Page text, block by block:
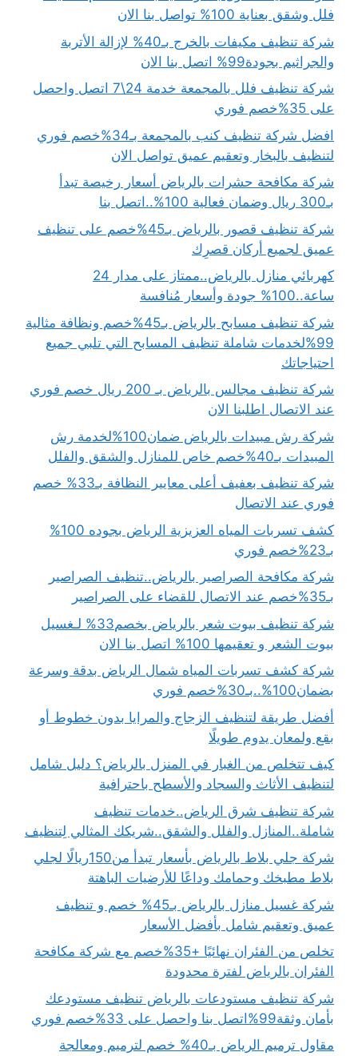
فلل وشقق بعناية 100% تواصل بنا الان
شركة تنظيف مكيفات بالخرج بـ40% لإزالة الأتربة
والجراثيم بجودة99% اتصل بنا الان
شركة تنظيف فلل بالمجمعة خدمة 24\7 اتصل واحصل
على 35%خصم فوري
افضل شركة تنظيف كنب بالمجمعة بـ34%خصم فوري
لتنظيف بالبخار وتعقيم عميق تواصل الان
شركة مكافحة حشرات بالرياض أسعار رخيصة تبدأ
بـ300 ريال وضمان فعالية 100%..اتصل بنا
شركة تنظيف قصور بالرياض بـ45%خصم على تنظيف
عميق لجميع أركان قصرِك
كهربائي منازل بالرياض..ممتاز على مدار 24
ساعة..100% جودة وأسعار مُنافسة
شركة تنظيف مسابح بالرياض بـ45%خصم ونظافة مثالية
99%لخدمات شاملة تنظيف المسابح التي تلبي جميع
احتياجاتك
شركة تنظيف مجالس بالرياض بـ 200 ريال خصم فوري
عند الاتصال اطلبنا الان
شركة رش مبيدات بالرياض ضمان100%لخدمة رش
المبيدات بـ40%خصم خاص للمنازل والشقق والفلل
شركة تنظيف بعفيف أعلى معايير النظافة بـ33% خصم
فوري عند الاتصال
كشف تسربات المياه العزيزية الرياض بجوده 100%
بـ23%خصم فوري
شركة مكافحة الصراصير بالرياض..تنظيف الصراصير
بـ35%خصم عند الاتصال للقضاء على الصراصير
شركة تنظيف بيوت شعر بالرياض بخصم33% لـغسيل
بيوت الشعر و تعقيمها 100% اتصل بنا الان
شركة كشف تسربات المياه شمال الرياض بدقة وسرعة
بضمان100%..بـ30%خصم فوري
أفضل طريقة لتنظيف الزجاج والمرايا بدون خطوط أو
بقع ولمعان يدوم طويلًا
كيف تتخلص من الغبار في المنزل بالرياض؟ دليل شامل
لتنظيف الأثاث والسجاد والأسطح باحترافية
شركة تنظيف شرق الرياض..خدمات تنظيف
شاملة..المنازل والفلل والشقق..شريكك المثالي لِتنظيف
شركة جلي بلاط بالرياض بأسعار تبدأ من150ريالًا لجلي
بلاط مطبخك وحمامك وداعًا للأرضيات الباهتة
شركة غسيل منازل بالرياض بـ45% خصم و تنظيف
عميق وتعقيم شامل بأفضل الأسعار
تخلص من الفئران نهائيًا +35%خصم مع شركة مكافحة
الفئران بالرياض لفترة محدودة
شركة تنظيف مستودعات بالرياض تنظيف مستودعك
بأمان وثقة99%اتصل بنا واحصل على 33%خصم فوري
مقاول ترميم الرياض بـ40% خصم لترميم ومعالجة